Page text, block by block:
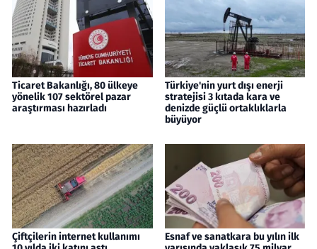
Ticaret Bakanlığı, 80 ülkeye
yönelik 107 sektörel pazar
araştırması hazırladı
Türkiye'nin yurt dışı enerji
stratejisi 3 kıtada kara ve
denizde güçlü ortaklıklarla
büyüyor
Çiftçilerin internet kullanımı
Esnaf ve sanatkara bu yılın ilk